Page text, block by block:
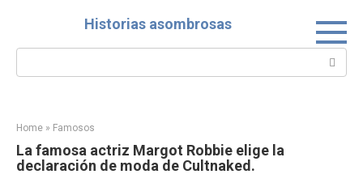
Historias asombrosas
Search:
Home » Famosos
La famosa actriz Margot Robbie elige la
declaración de moda de Cultnaked.